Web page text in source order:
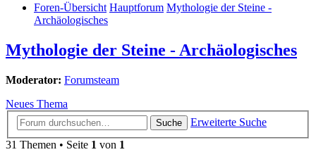
Foren-Übersicht Hauptforum Mythologie der Steine -
Archäologisches
Mythologie der Steine - Archäologisches
Moderator: Forumsteam
Neues Thema
Suche
Erweiterte Suche
31 Themen • Seite 1 von 1